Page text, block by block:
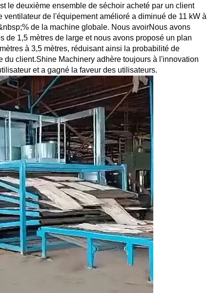
le deuxième ensemble de séchoir acheté par un client
ventilateur de l'équipement amélioré a diminué de 11 kW à
de la machine globale. Nous avoirNous avons
1,5 mètres de large et nous avons proposé un plan
à 3,5 mètres, réduisant ainsi la probabilité de
du client.Shine Machinery adhère toujours à l'innovation
et a gagné la faveur des utilisateurs.